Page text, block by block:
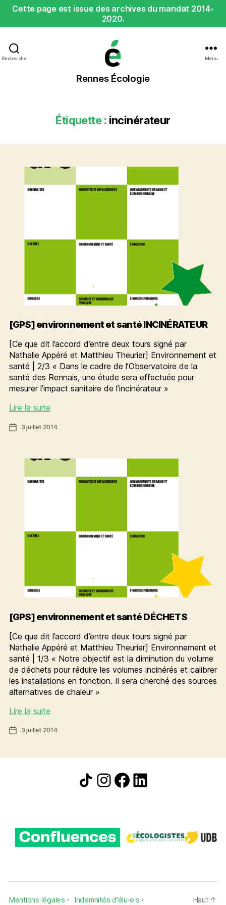
Cette page est issue des archives du mandat 2014-
2020.
Recherche
Rennes
Écologie
Rennes Écologie
Menu
Étiquette : incinérateur
[GPS] environnement et santé INCINÉRATEUR
[Ce que dit l’accord d’entre deux tours signé par
Nathalie Appéré et Matthieu Theurier] Environnement et
santé | 2/3 « Dans le cadre de l’Observatoire de la
santé des Rennais, une étude sera effectuée pour
mesurer l’impact sanitaire de l’incinérateur »
Lire la suite[GPS]
et
Date3 juillet 2014
[GPS] environnement et santé DÉCHETS
[Ce que dit l’accord d’entre deux tours signé par
Nathalie Appéré et Matthieu Theurier] Environnement et
santé | 1/3 « Notre objectif est la diminution du volume
de déchets pour réduire les volumes incinérés et calibrer
les installations en fonction. Il sera cherché des sources
alternatives de chaleur »
Lire la suite[GPS]
et
Date3 juillet 2014
Icône de partage
Instagram
Facebook
LinkedIn
Mentions légales · Indemnités d'élu·e·s ·
Haut ↑